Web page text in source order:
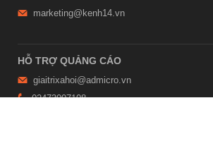
marketing@kenh14.vn
HỖ TRỢ QUẢNG CÁO
giaitrixahoi@admicro.vn
02473007108